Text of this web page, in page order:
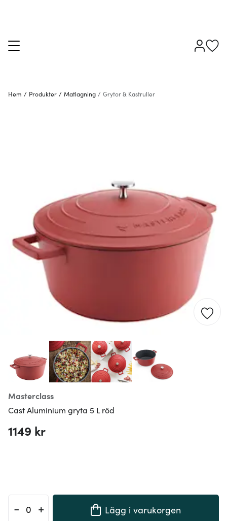
Hem / Produkter / Matlagning / Grytor & Kastruller
Masterclass
Cast Aluminium gryta 5 L röd
1149 kr
- + Lägg i varukorgen